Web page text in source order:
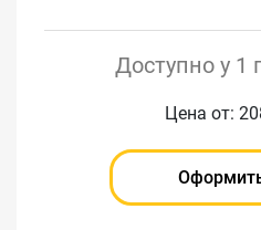
Доступно у 1
Цена от: